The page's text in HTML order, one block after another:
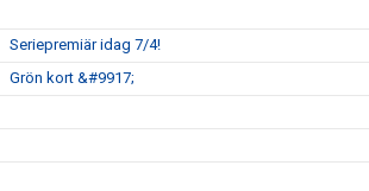
Seriepremiär idag 7/4!
Grön kort &#9917;